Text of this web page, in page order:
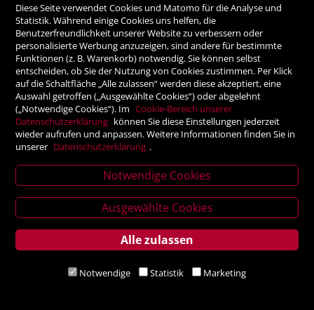
letter
Rechnung
Vorauskasse
SICHER ONLINE SHOPPEN!
6020 Innsbruck
Diese Seite verwendet Cookies und Matomo für die Analyse und
Statistik. Während einige Cookies uns helfen, die
Benutzerfreundlichkeit unserer Website zu verbessern oder
personalisierte Werbung anzuzeigen, sind andere für bestimmte
Funktionen (z. B. Warenkorb) notwendig. Sie können selbst
entscheiden, ob Sie der Nutzung von Cookies zustimmen. Per Klick
auf die Schaltfläche „Alle zulassen“ werden diese akzeptiert, eine
Auswahl getroffen („Ausgewählte Cookies“) oder abgelehnt
(„Notwendige Cookies“). Im Cookie-Bereich unserer
Datenschutzerklärung können Sie diese Einstellungen jederzeit
wieder aufrufen und anpassen. Weitere Informationen finden Sie in
unserer Datenschutzerklärung .
Notwendige Cookies
Ausgewählte Cookies
Alle zulassen
Notwendige Statistik Marketing